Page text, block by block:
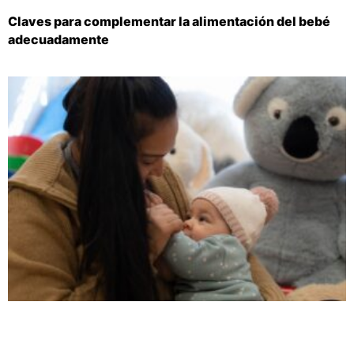
Claves para complementar la alimentación del bebé
adecuadamente